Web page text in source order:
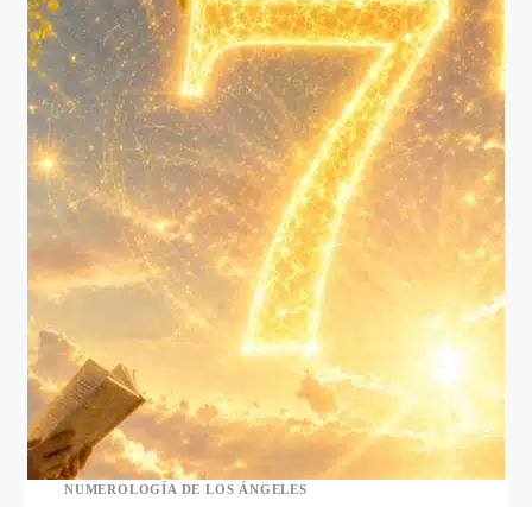
NUMEROLOGÍA DE LOS ÁNGELES